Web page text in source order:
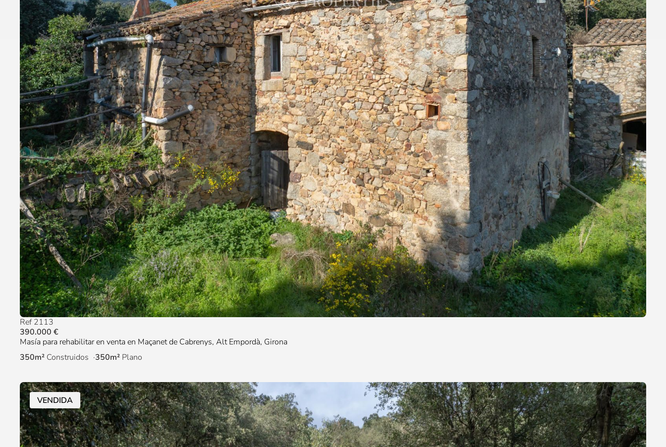
Ref 2113
390.000 €
Masía para rehabilitar en venta en Maçanet de Cabrenys, Alt Empordà, Girona
350m² Construidos 350m² Plano
VENDIDA